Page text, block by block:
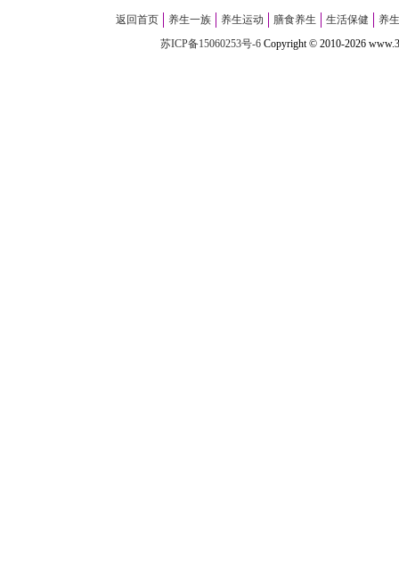
返回首页 养生一族 养生运动 膳食养生 生活保健
养
苏ICP备15060253号-6Copyright©2010-2026